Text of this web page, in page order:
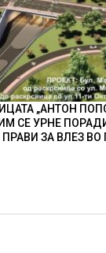
„АНТОН
СЕ УРНЕ
ПРАВИ ЗА ВЛЕЗ